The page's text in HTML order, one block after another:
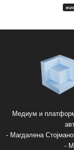
Медиум и
- Магдалена
-